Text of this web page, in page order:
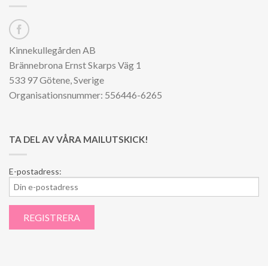
Kinnekullegården AB
Brännebrona Ernst Skarps Väg 1
533 97 Götene, Sverige
Organisationsnummer: 556446-6265
TA DEL AV VÅRA MAILUTSKICK!
E-postadress: